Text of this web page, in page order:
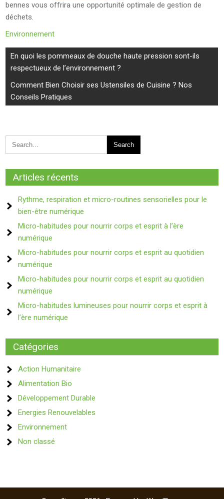
bennes vous offrira une opportunité optimale de gestion de
déchets.
Environnement
Navigation
de
l’article
En quoi les pommeaux de douche haute pression sont-ils
respectueux de l’environnement ?
Comment Bien Choisir ses Ustensiles de Cuisine ? Nos
Conseils Pratiques
Articles récents
Rythme, respiration et micro-routines sensorielles pour le
bien-être numérique
Micro-habitudes pour nourrir corps et esprit à l’ère
numérique
Micro-habitudes pour nourrir corps et esprit au quotidien
numérique
Micro-habitudes pour nourrir corps et esprit au quotidien
numérique
Micro-habitudes lumineuses pour nourrir corps et esprit à
l’ère numérique
Catégories
Action Humanitaire
Alimentation Bio
Développement Durable
Energies Renouvelables
Environnement
Non classé